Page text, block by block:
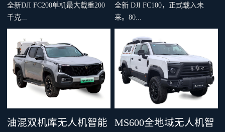
全新DJI FC200单机最大载重200
千克...
，四机协同最大载重 600 千克。
支持双电和四电两种模式，还可
灵活选择旗舰空吊和 DL200 吊运
系统。支持40公里O4图传，远距
对复杂环境。双PSDK接口，支持
全新 DJI FC100，正式载入未
来。80...
千克旗舰级载重，支持两种负载
系统，搭配丰富生态应用，重新
定义专业运载、突破更多场景界
限。智能安全系统与防护性能，
从容应对复杂场最全大候运输。
油混双机库无人机智能
MS600全地域无人机智